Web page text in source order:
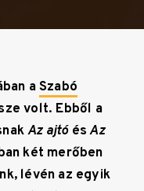
aSzabó
volt. Ebből a
Az ajtó ésAz
két merőben
lévén az egyik